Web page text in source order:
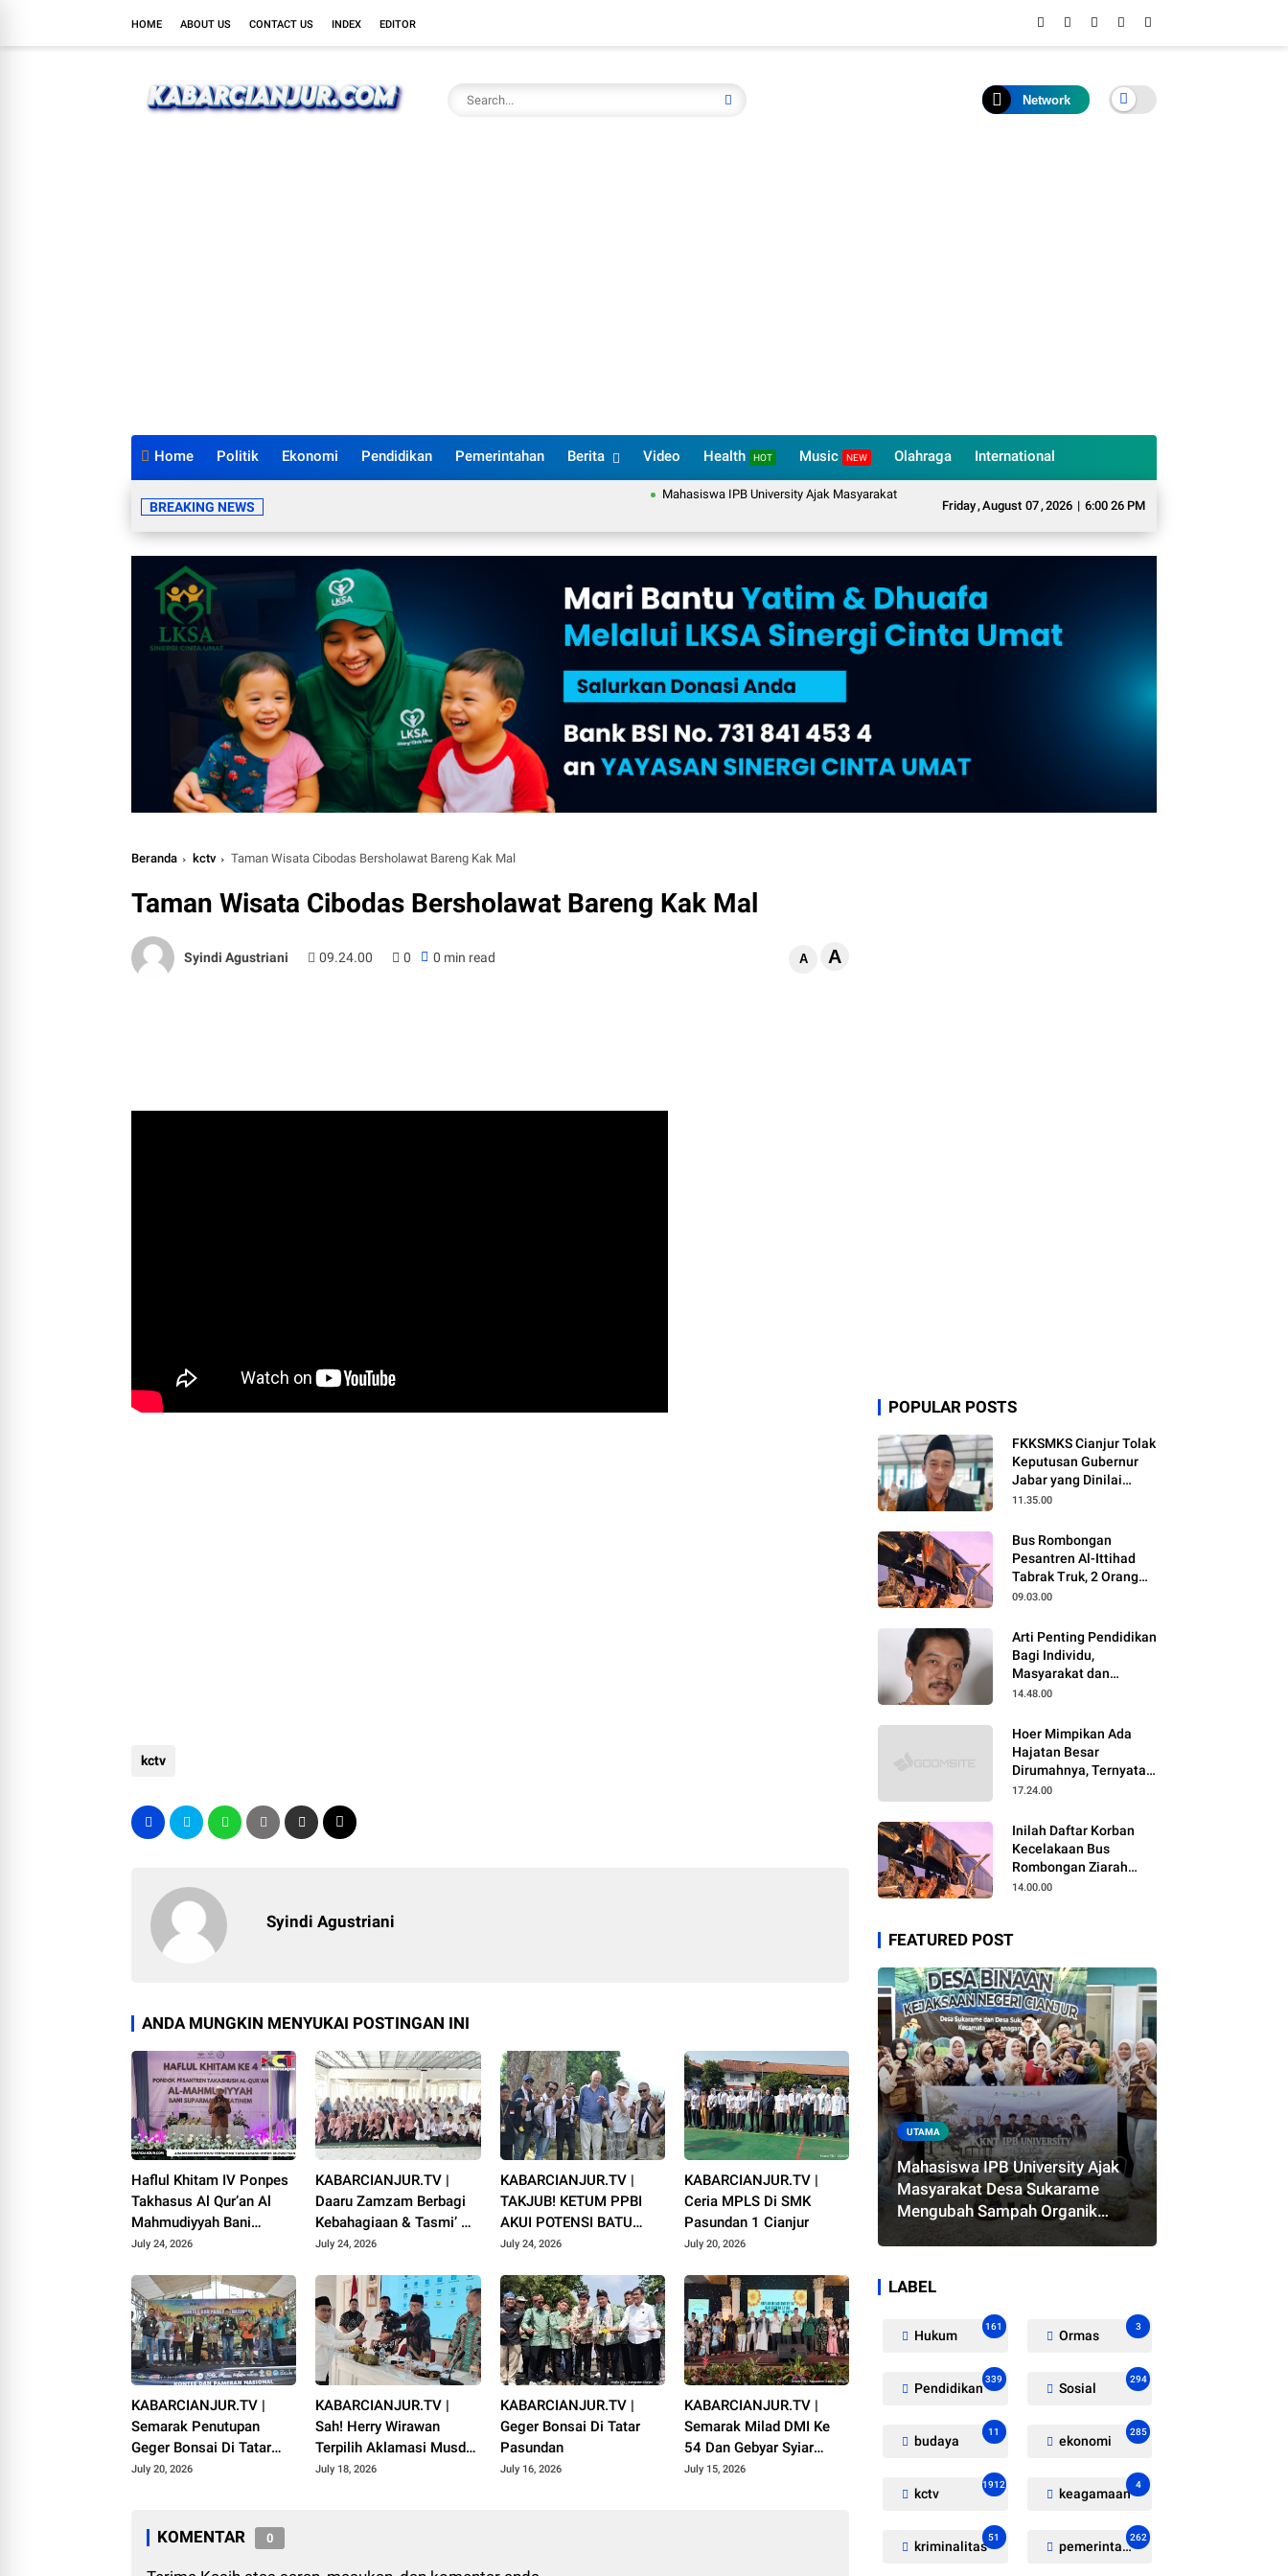
HOME ABOUT US CONTACT US INDEX EDITOR
Network
Home Politik Ekonomi Pendidikan Pemerintahan Berita Video Health HOT Music NEW Olahraga International
Friday,August 07,2026 | 6:00 27 PM
BREAKING NEWS
Mahasiswa IPB University Ajak Masyarakat Desa Sukarame Mengubah Sampah Organik Menjadi Eco Enzyme yang
Beranda kctv Taman Wisata Cibodas Bersholawat Bareng Kak Mal
Taman Wisata Cibodas Bersholawat Bareng Kak Mal
Syindi Agustriani 09.24.00 0 0 min read A A
kctv
Syindi Agustriani
ANDA MUNGKIN MENYUKAI POSTINGAN INI
Haflul Khitam IV Ponpes
Takhasus Al Qur’an Al
Mahmudiyyah Bani
Suparman Assatinem
July 24, 2026
KABARCIANJUR.TV |
Daaru Zamzam Berbagi
Kebahagiaan & Tasmi’ Al
Qur’an Sambut Muharram
July 24, 2026
KABARCIANJUR.TV |
TAKJUB! KETUM PPBI
AKUI POTENSI BATU
GUNUNG PADANG
July 24, 2026
KABARCIANJUR.TV |
Ceria MPLS Di SMK
Pasundan 1 Cianjur
July 20, 2026
KABARCIANJUR.TV |
Semarak Penutupan
Geger Bonsai Di Tatar
Pasundan
July 20, 2026
KABARCIANJUR.TV |
Sah! Herry Wirawan
Terpilih Aklamasi Musda
VI ICMI Orda Cianjur
July 18, 2026
KABARCIANJUR.TV |
Geger Bonsai Di Tatar
Pasundan
July 16, 2026
KABARCIANJUR.TV |
Semarak Milad DMI Ke
54 Dan Gebyar Syiar
Muharram 1448 H
July 15, 2026
KOMENTAR 0
POPULAR POSTS
FKKSMKS Cianjur Tolak
Keputusan Gubernur
Jabar yang Dinilai
Merugikan Sekolah
11.35.00
Bus Rombongan
Pesantren Al-Ittihad
Tabrak Truk, 2 Orang
Meninggal Dunia
09.03.00
Arti Penting Pendidikan
Bagi Individu,
Masyarakat dan
Negara
14.48.00
Hoer Mimpikan Ada
Hajatan Besar
Dirumahnya, Ternyata
Anaknya Pulang Dalam
17.24.00
Inilah Daftar Korban
Kecelakaan Bus
Rombongan Ziarah
Walisongo Pesantren
14.00.00
FEATURED POST
UTAMA
Mahasiswa IPB University Ajak
Masyarakat Desa Sukarame
Mengubah Sampah Organik
LABEL
Hukum
161
Ormas
3
Pendidikan
339
Sosial
294
budaya
11
ekonomi
285
kctv
1912
keagamaan
4
kriminalitas
51
pemerintahan
262